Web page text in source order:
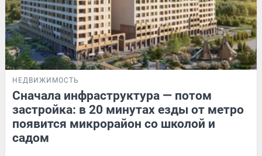
НЕДВИЖИМОСТЬ
Сначала инфраструктура — потом
застройка: в 20 минутах езды от метро
появится микрорайон со школой и
садом